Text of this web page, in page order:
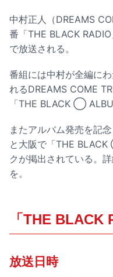
中村正人（DREAMS
番「THE BLACK
で放送される。
番組には中村が全編に
れるDREAMS COME
「THE BLACK ◯
またアルバム発売を記
と大阪で「THE
クが掲出されている。
を。
「THE BLACK
放送日時